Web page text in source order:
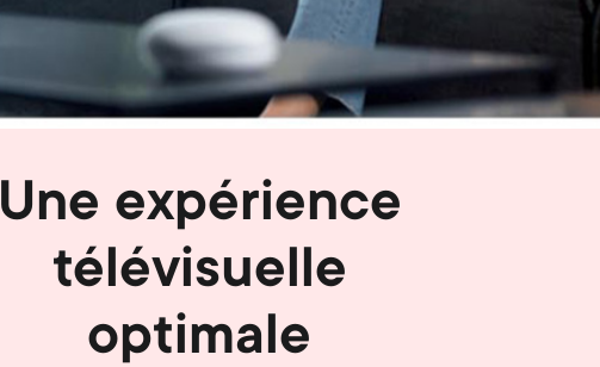
n
u
u
Une expérience
télévisuelle
optimale